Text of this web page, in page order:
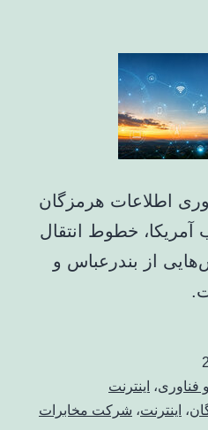
اطلاعات هرمزگان
خطوط انتقال
از بندرعباس و
فناوری، اینترنت
، اینترنت، شرکت مخابرات